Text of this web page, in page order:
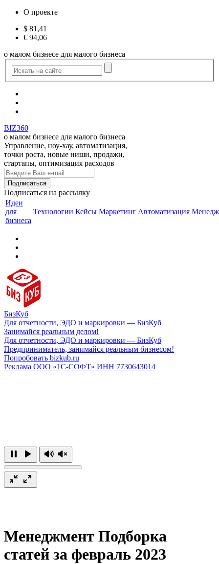
О проекте
$ 81,41
€ 94,06
о малом бизнесе для малого бизнеса
BIZ360
о малом бизнесе для малого бизнеса
Управление, ноу-хау, автоматизация,
точки роста, новые ниши, продажи,
стартапы, оптимизация расходов
Подписаться на рассылку
Идеи
для
бизнеса
Технологии Кейсы Маркетинг Автоматизация
БизКуб
Для отчетности, ЭДО и маркировки — БизКуб
Занимайся реальным делом!
Для отчетности, ЭДО и маркировки — БизКуб
Предприниматель, занимайся реальным бизнесом!
Попробовать bizkub.ru
Реклама ООО «1С-СОФТ» ИНН 7730643014
Менеджмент Подборка
статей за февраль 2023